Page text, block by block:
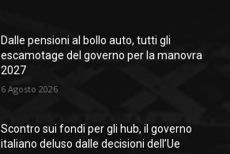
Dalle pensioni al bollo auto, tutti gli
escamotage del governo per la manovra
2027
6 Agosto 2026
Scontro sui fondi per gli hub, il governo
italiano deluso dalle decisioni dell’Ue